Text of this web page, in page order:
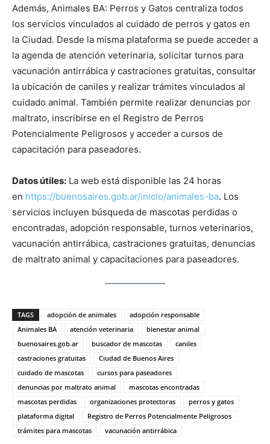
Además, Animales BA: Perros y Gatos centraliza todos
los servicios vinculados al cuidado de perros y gatos en
la Ciudad. Desde la misma plataforma se puede acceder a
la agenda de atención veterinaria, solicitar turnos para
vacunación antirrábica y castraciones gratuitas, consultar
la ubicación de caniles y realizar trámites vinculados al
cuidado animal. También permite realizar denuncias por
maltrato, inscribirse en el Registro de Perros
Potencialmente Peligrosos y acceder a cursos de
capacitación para paseadores.
Datos útiles: La web está disponible las 24 horas
en https://buenosaires.gob.ar/inicio/animales-ba. Los
servicios incluyen búsqueda de mascotas perdidas o
encontradas, adopción responsable, turnos veterinarios,
vacunación antirrábica, castraciones gratuitas, denuncias
de maltrato animal y capacitaciones para paseadores.
TAGS adopción de animales
adopción responsable
Animales BA
atención veterinaria
bienestar animal
buenosaires.gob.ar
buscador de mascotas
caniles
castraciones gratuitas
Ciudad de Buenos Aires
cuidado de mascotas
cursos para paseadores
denuncias por maltrato animal
mascotas encontradas
mascotas perdidas
organizaciones protectoras
perros y gatos
plataforma digital
Registro de Perros Potencialmente Peligrosos
trámites para mascotas
vacunación antirrábica